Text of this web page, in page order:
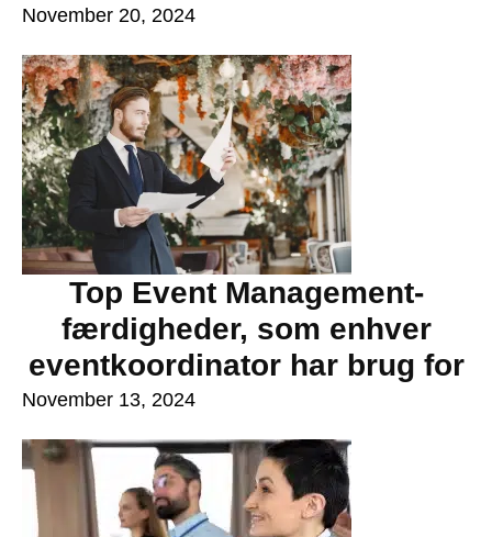
November 20, 2024
Top Event Management-
færdigheder, som enhver
eventkoordinator har brug for
November 13, 2024